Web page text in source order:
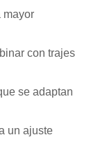
mayor
con trajes
se adaptan
un ajuste